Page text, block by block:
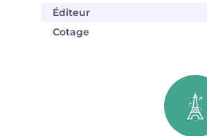
Éditeur
Cotage